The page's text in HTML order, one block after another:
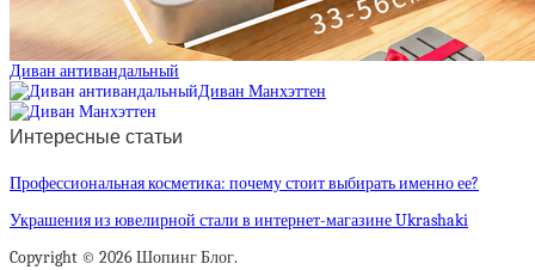
Диван антивандальный
Диван Манхэттен
Интересные статьи
Профессиональная косметика: почему стоит выбирать именно ее?
Украшения из ювелирной стали в интернет-магазине Ukrashaki
Copyright © 2026 Шопинг Блог.